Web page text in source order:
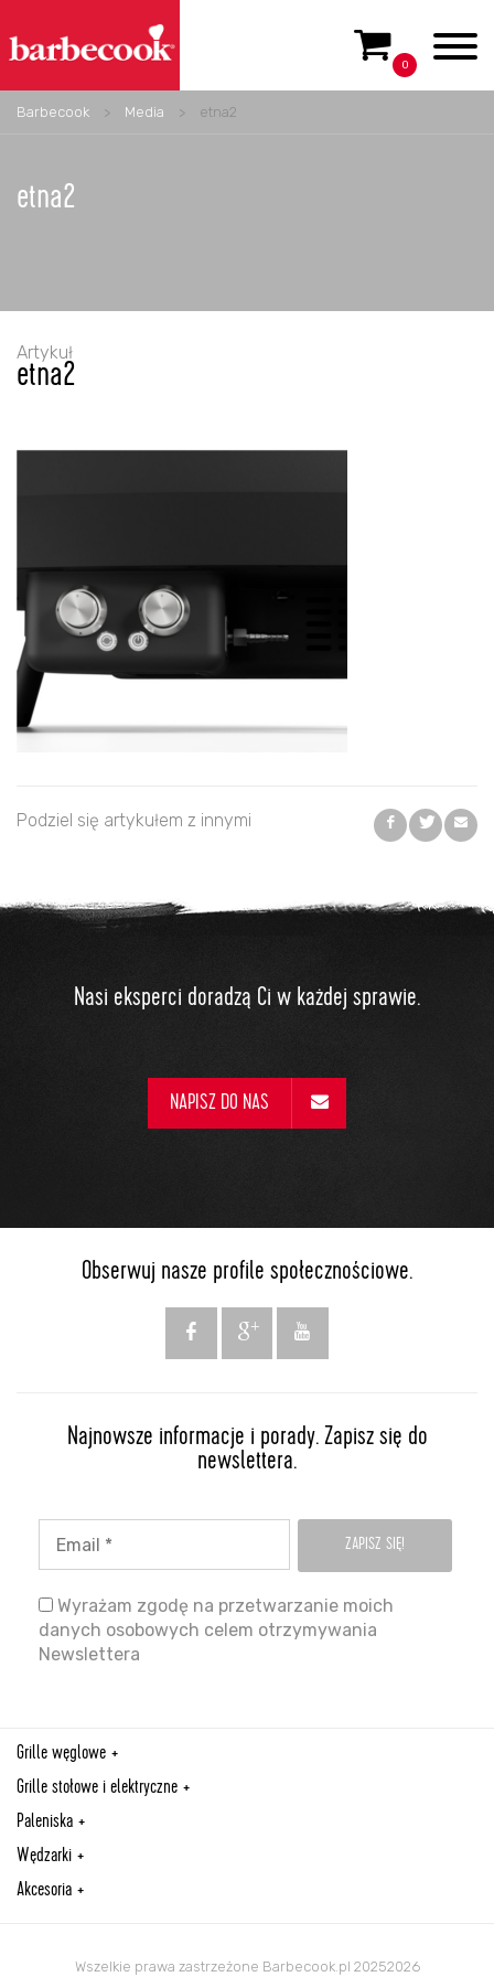
0
Barbecook > Media > etna2
etna2
Artykuł
etna2
Podziel się artykułem z innymi
Nasi eksperci doradzą Ci w każdej sprawie.
NAPISZ DO NAS
Obserwuj nasze profile społecznościowe.
Najnowsze informacje i porady. Zapisz się do
newslettera.
Wyrażam zgodę na przetwarzanie moich
danych osobowych celem otrzymywania
Newslettera
Grille węglowe
Grille stołowe i elektryczne
Paleniska
Wędzarki
Akcesoria
Wszelkie prawa zastrzeżone Barbecook.pl 20252026